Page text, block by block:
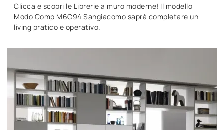
Clicca e scopri le Librerie a muro moderne! Il modello
Modo Comp M6C94 Sangiacomo saprà completare un
living pratico e operativo.